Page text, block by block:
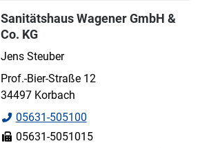
Sanitätshaus Wagener GmbH &
Co. KG
Jens Steuber
Prof.-Bier-Straße 12
34497 Korbach
05631-505100
05631-5051015